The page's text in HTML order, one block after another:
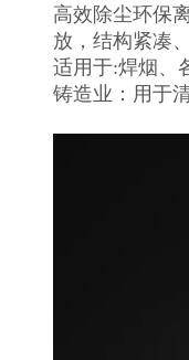
高效除尘环保
放，结构紧凑
适用于:焊烟、
铸造业：用于